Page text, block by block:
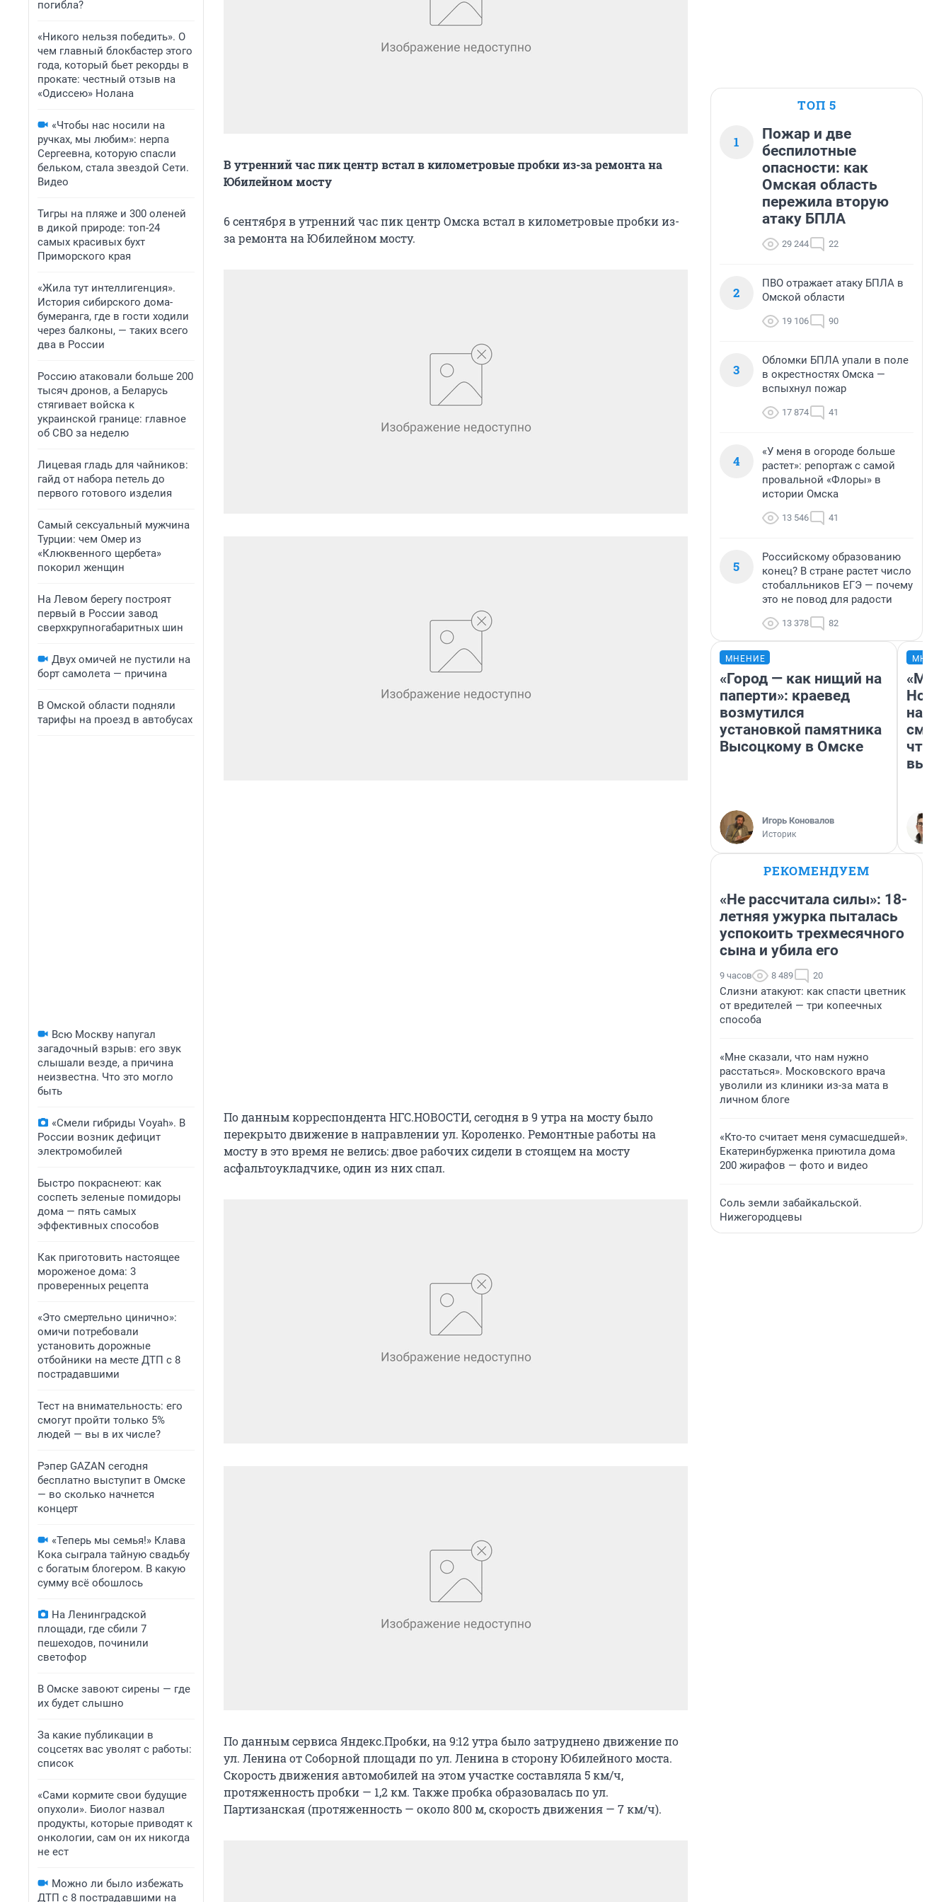
погибла?
«Никого нельзя победить». О
чем главный блокбастер этого
года, который бьет рекорды в
прокате: честный отзыв на
«Одиссею» Нолана
«Чтобы нас носили на
ручках, мы любим»: нерпа
Сергеевна, которую спасли
бельком, стала звездой Сети.
Видео
Тигры на пляже и 300 оленей
в дикой природе: топ-24
самых красивых бухт
Приморского края
«Жила тут интеллигенция».
История сибирского дома-
бумеранга, где в гости ходили
через балконы, — таких всего
два в России
Россию атаковали больше 200
тысяч дронов, а Беларусь
стягивает войска к
украинской границе: главное
об СВО за неделю
Лицевая гладь для чайников:
гайд от набора петель до
первого готового изделия
Самый сексуальный мужчина
Турции: чем Омер из
«Клюквенного щербета»
покорил женщин
На Левом берегу построят
первый в России завод
сверхкрупногабаритных шин
Двух омичей не пустили на
борт самолета — причина
В Омской области подняли
тарифы на проезд в автобусах
Всю Москву напугал
загадочный взрыв: его звук
слышали везде, а причина
неизвестна. Что это могло
быть
«Смели гибриды Voyah». В
России возник дефицит
электромобилей
Быстро покраснеют: как
соспеть зеленые помидоры
дома — пять самых
эффективных способов
Как приготовить настоящее
мороженое дома: 3
проверенных рецепта
«Это смертельно цинично»:
омичи потребовали
установить дорожные
отбойники на месте ДТП с 8
пострадавшими
Тест на внимательность: его
смогут пройти только 5%
людей — вы в их числе?
Рэпер GAZAN сегодня
бесплатно выступит в Омске
— во сколько начнется
концерт
«Теперь мы семья!» Клава
Кока сыграла тайную свадьбу
с богатым блогером. В какую
сумму всё обошлось
На Ленинградской
площади, где сбили 7
пешеходов, починили
светофор
В Омске завоют сирены — где
их будет слышно
За какие публикации в
соцсетях вас уволят с работы:
список
«Сами кормите свои будущие
опухоли». Биолог назвал
продукты, которые приводят к
онкологии, сам он их никогда
не ест
Можно ли было избежать
ДТП с 8 пострадавшими на
В утренний час пик центр встал в километровые пробки из-за ремонта на
Юбилейном мосту
6 сентября в утренний час пик центр Омска встал в километровые пробки из-
за ремонта на Юбилейном мосту.
По данным корреспондента НГС.НОВОСТИ, сегодня в 9 утра на мосту было
перекрыто движение в направлении ул. Короленко. Ремонтные работы на
мосту в это время не велись: двое рабочих сидели в стоящем на мосту
асфальтоукладчике, один из них спал.
По данным сервиса Яндекс.Пробки, на 9:12 утра было затруднено движение по
ул. Ленина от Соборной площади по ул. Ленина в сторону Юбилейного моста.
Скорость движения автомобилей на этом участке составляла 5 км/ч,
протяженность пробки — 1,2 км. Также пробка образовалась по ул.
Партизанская (протяженность — около 800 м, скорость движения — 7 км/ч).
ТОП 5
1
Пожар и две
беспилотные
опасности: как
Омская область
пережила вторую
атаку БПЛА
29 244 22
2
ПВО отражает атаку БПЛА в
Омской области
19 106 90
3
Обломки БПЛА упали в поле
в окрестностях Омска —
вспыхнул пожар
17 874 41
4
«У меня в огороде больше
растет»: репортаж с самой
провальной «Флоры» в
истории Омска
13 546 41
5
Российскому образованию
конец? В стране растет число
стобалльников ЕГЭ — почему
это не повод для радости
13 378 82
МНЕНИЕ
«Город — как нищий на
паперти»: краевед
возмутился
установкой памятника
Высоцкому в Омске
Игорь Коновалов
Историк
«Мы
РЕКОМЕНДУЕМ
«Не рассчитала силы»: 18-
летняя ужурка пыталась
успокоить трехмесячного
сына и убила его
9 часов 8 489 20
Слизни атакуют: как спасти цветник
от вредителей — три копеечных
способа
«Мне сказали, что нам нужно
расстаться». Московского врача
уволили из клиники из-за мата в
личном блоге
«Кто-то считает меня сумасшедшей».
Екатеринбурженка приютила дома
200 жирафов — фото и видео
Соль земли забайкальской.
Нижегородцевы